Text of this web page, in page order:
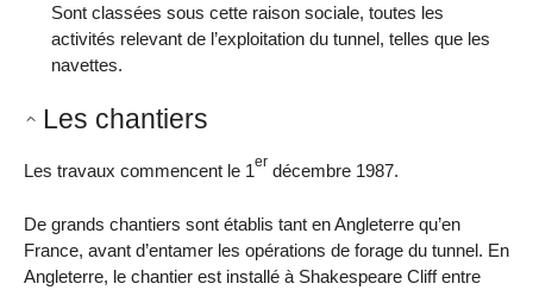
Sont classées sous cette raison sociale, toutes les
activités relevant de l’exploitation du tunnel, telles que les
navettes.
Les chantiers
Les travaux commencent le 1er décembre 1987.
De grands chantiers sont établis tant en Angleterre qu’en
France, avant d’entamer les opérations de forage du tunnel. En
Angleterre, le chantier est installé à Shakespeare Cliff entre